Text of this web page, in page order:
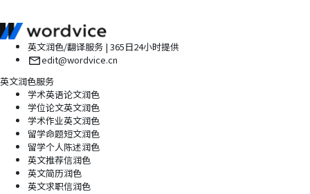
英文润色/翻译服务 | 365日24小时提供
edit@wordvice.cn
英文润色服务
学术英语论文润色
学位论文英文润色
学术作业英文润色
留学命题短文润色
留学个人陈述润色
英文推荐信润色
英文简历润色
英文求职信润色